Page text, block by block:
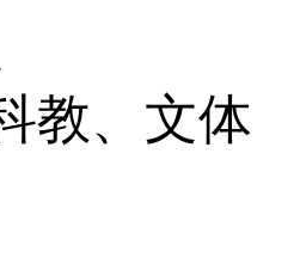
教、文体